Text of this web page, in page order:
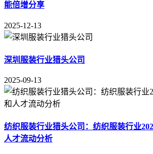
能倍增分享
2025-12-13
深圳服装行业猎头公司
2025-09-13
纺织服装行业猎头公司：纺织服装行业
人才流动分析